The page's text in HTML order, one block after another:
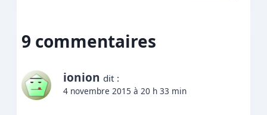
9 commentaires
ionion dit :
4 novembre 2015 à 20 h 33 min